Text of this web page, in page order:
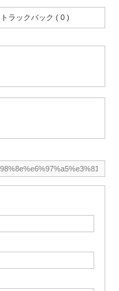
トラックバック ( 0 )